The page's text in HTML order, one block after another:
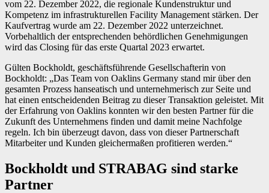
vom 22. Dezember 2022, die regionale Kundenstruktur und
Kompetenz im infrastrukturellen Facility Management stärken. Der
Kaufvertrag wurde am 22. Dezember 2022 unterzeichnet.
Vorbehaltlich der entsprechenden behördlichen Genehmigungen
wird das Closing für das erste Quartal 2023 erwartet.
Gülten Bockholdt, geschäftsführende Gesellschafterin von
Bockholdt: „Das Team von Oaklins Germany stand mir über den
gesamten Prozess hanseatisch und unternehmerisch zur Seite und
hat einen entscheidenden Beitrag zu dieser Transaktion geleistet. Mit
der Erfahrung von Oaklins konnten wir den besten Partner für die
Zukunft des Unternehmens finden und damit meine Nachfolge
regeln. Ich bin überzeugt davon, dass von dieser Partnerschaft
Mitarbeiter und Kunden gleichermaßen profitieren werden.“
Bockholdt und STRABAG sind starke
Partner